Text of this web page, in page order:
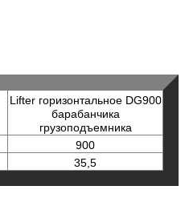
Lifter горизонтальное DG900
барабанчика
грузоподъемника
900
35,5